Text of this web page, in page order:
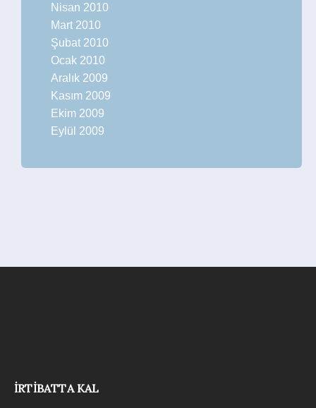
Nisan 2010
Mart 2010
Şubat 2010
Ocak 2010
Aralık 2009
Kasım 2009
Ekim 2009
Eylül 2009
İRTIBATTA KAL